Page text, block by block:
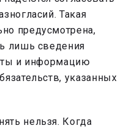
Такая
предусмотрена,
лишь сведения
и информацию
указанных
нельзя. Когда